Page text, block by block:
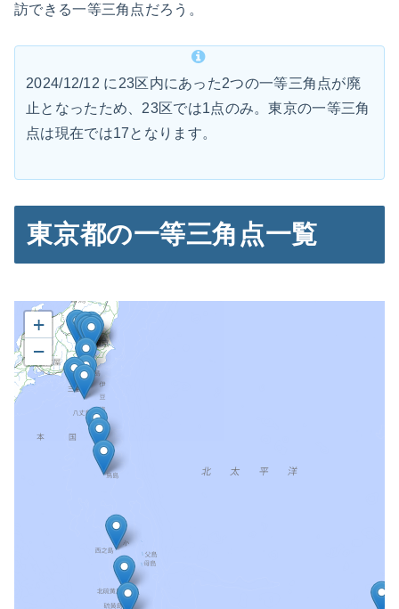
訪できる一等三角点だろう。
2024/12/12 に23区内にあった2つの一等三角点が廃
止となったため、23区では1点のみ。東京の一等三角
点は現在では17となります。
東京都の一等三角点一覧
+
−